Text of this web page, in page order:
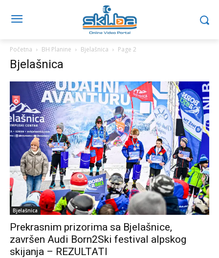
Početna BH Planine Bjelašnica Page 2
Bjelašnica
Bjelašnica
Prekrasnim prizorima sa Bjelašnice,
završen Audi Born2Ski festival alpskog
skijanja – REZULTATI